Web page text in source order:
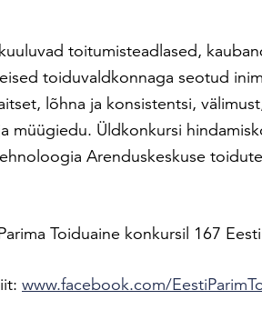
toitumisteadlased,
toiduvaldkonnaga seotud
lõhna ja konsistentsi,
müügiedu. Üldkonkursi
Arenduskeskuse
Toiduaine konkursil 167
www.facebook.com/